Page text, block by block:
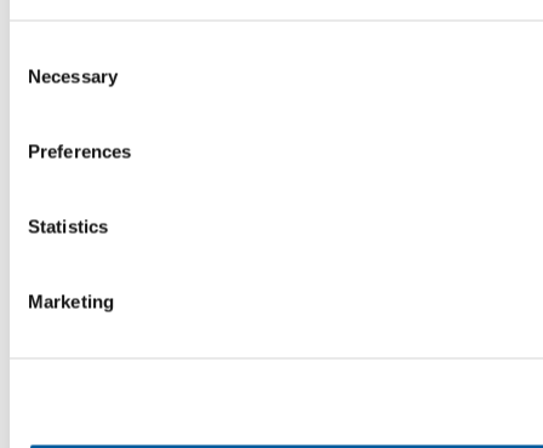
Selection
Necessary
Preferences
Statistics
Marketing